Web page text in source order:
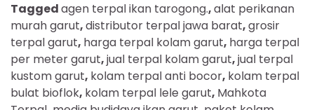
Taggedagen terpal ikan tarogong.,alat perikanan
murah garut,distributor terpal jawa barat,grosir
terpal garut, harga terpal kolam garut, harga terpal
per meter garut,jual terpal kolam garut,jual terpal
kustom garut, kolam terpal anti bocor, kolam terpal
bulat bioflok, kolam terpal lele garut, Mahkota